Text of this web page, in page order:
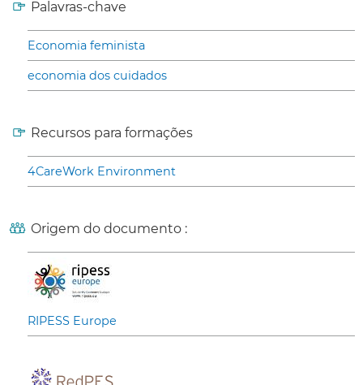
Palavras-chave
Economia feminista
economia dos cuidados
Recursos para formações
4CareWork Environment
Origem do documento :
RIPESS Europe